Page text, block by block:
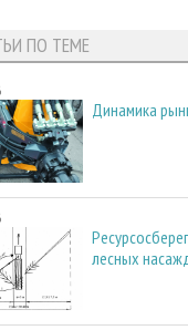
ПО ТЕМЕ
Динамика
лесных